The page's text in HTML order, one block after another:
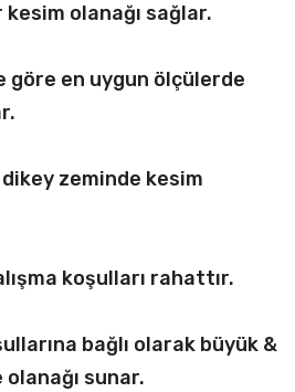
kesim olanağı sağlar.
göre en uygun ölçülerde
zeminde kesim
koşulları rahattır.
bağlı olarak büyük &
sunar.